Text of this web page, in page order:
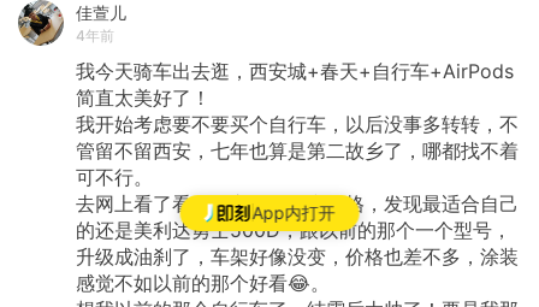
App内打开
佳萱儿
4年前
我今天骑车出去逛，西安城+春天+自行车+AirPods
简直太美好了！
我开始考虑要不要买个自行车，以后没事多转转，不
管留不留西安，七年也算是第二故乡了，哪都找不着
可不行。
去网上看了看自行车的型号和价格，发现最适合自己
的还是美利达勇士500D，跟以前的那个一个型号，
升级成油刹了，车架好像没变，价格也差不多，涂装
感觉不如以前的那个好看😂。